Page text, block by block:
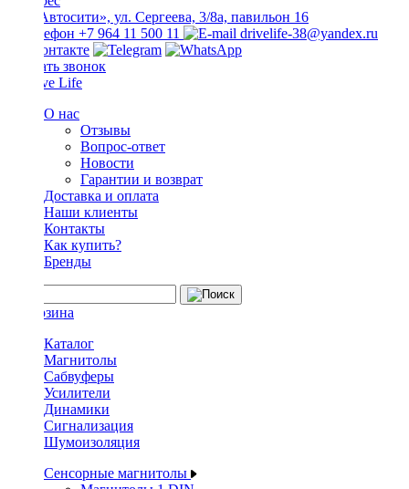
ТЦ «Автосити», ул. Сергеева, 3/8а, павильон 16
+7 964 11 500 11
drivelife-38@yandex.ru
Заказать звонок
О нас
Отзывы
Вопрос-ответ
Новости
Гарантии и возврат
Доставка и оплата
Наши клиенты
Контакты
Как купить?
Бренды
Каталог
Магнитолы
Сабвуферы
Усилители
Динамики
Сигнализация
Шумоизоляция
Сенсорные магнитолы